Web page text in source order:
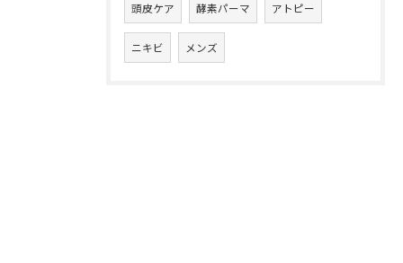
頭皮ケア 酵素パーマ アトピー
ニキビ メンズ